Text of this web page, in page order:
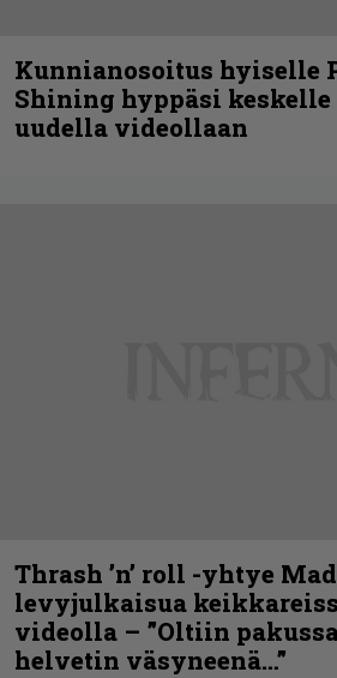
Kunnianosoitus hyiselle
Shining hyppäsi
uudella videollaan
Thrash ’n’ roll -yhtye
levyjulkaisua
videolla – ”Oltiin
helvetin väsyneenä…”